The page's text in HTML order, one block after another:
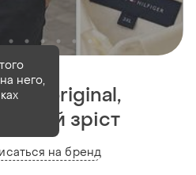
original,
зріст
него,
на бренд